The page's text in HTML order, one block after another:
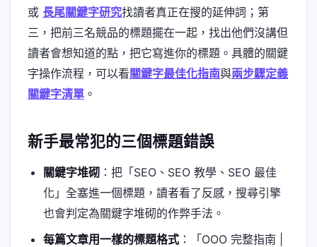
或 長尾關鍵字研究找讀者真正在搜的延伸詞；第
三，把前三名競品的標題擺在一起，找出他們沒講但
讀者會想知道的點，把它寫進你的標題。具體的關鍵
字操作流程，可以看 關鍵字最佳化指南與兩步驟定義
關鍵字清單 。
新手最常犯的三個標題錯誤
關鍵字堆砌：把「SEO、SEO 教學、SEO 最佳
化」全塞進一個標題，讀者看了反感，搜尋引擎
也會判定為關鍵字堆砌的作弊手法。
每篇文章用一樣的標題格式：「OOO 完整指南 |